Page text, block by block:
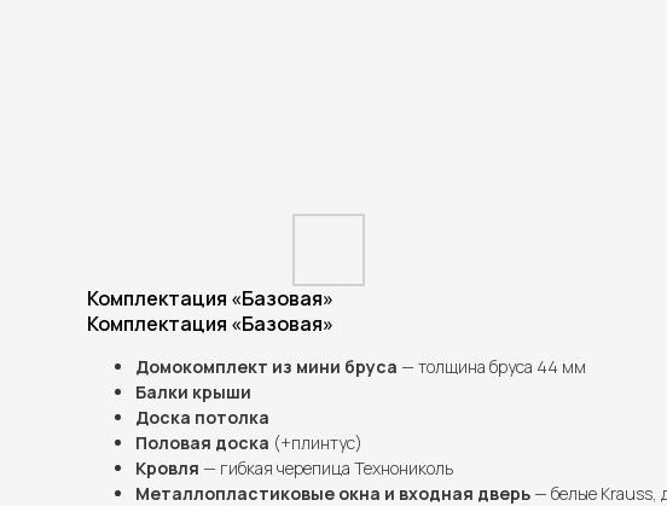
Комплектация «Базовая»
Комплектация «Базовая»
Домокомплект из мини бруса — толщина бруса 44 мм
Балки крыши
Доска потолка
Половая доска (+плинтус)
Кровля — гибкая черепица Технониколь
Металлопластиковые окна и входная дверь— белые Krauss,